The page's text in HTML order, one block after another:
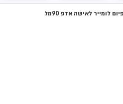
לאישה אדפ 90מל